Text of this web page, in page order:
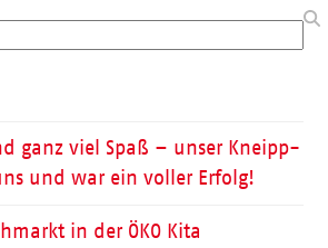
ganz viel Spaß – unser Kneipp-
und war ein voller Erfolg!
in der ÖKO Kita